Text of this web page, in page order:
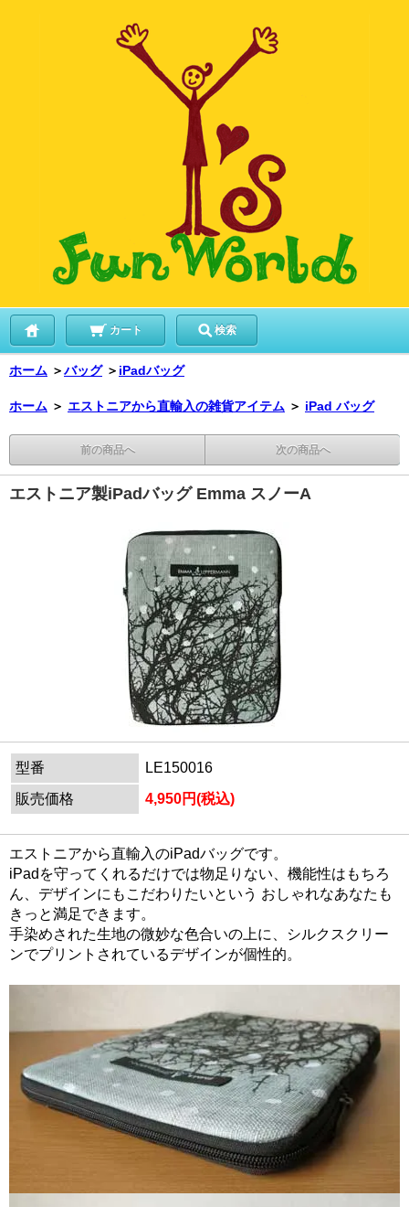
カート 検索
ホーム ＞バッグ ＞ iPadバッグ
ホーム ＞ エストニアから直輸入の雑貨アイテム ＞ iPad バッグ
前の商品へ 次の商品へ
エストニア製iPadバッグ Emma スノーA
型番
LE150016
販売価格
4,950円(税込)
エストニアから直輸入のiPadバッグです。
iPadを守ってくれるだけでは物足りない、機能性はもちろ
ん、デザインにもこだわりたいという おしゃれなあなたも
きっと満足できます。
手染めされた生地の微妙な色合いの上に、シルクスクリー
ンでプリントされているデザインが個性的。